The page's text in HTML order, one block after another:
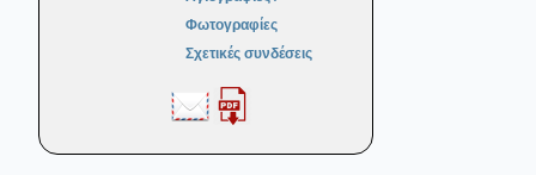
Φωτογραφίες
Σχετικές συνδέσεις